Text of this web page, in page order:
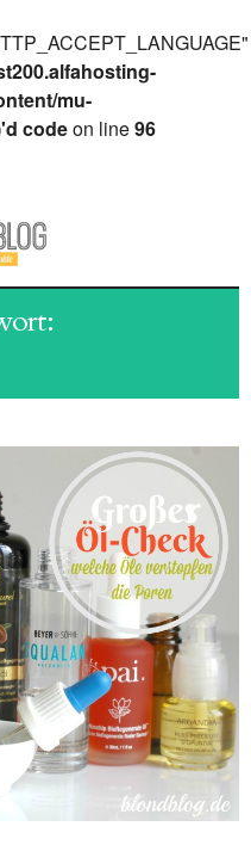
mu-
codeon line96